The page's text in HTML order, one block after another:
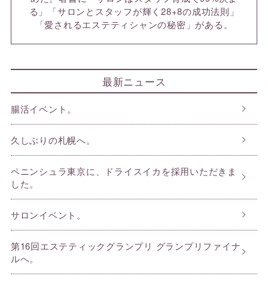
る」「サロンとスタッフが輝く28+8の成功法則」
「愛されるエステティシャンの秘密」がある。
最新ニュース
腸活イベント。
久しぶりの札幌へ。
ペニンシュラ東京に、ドライスイカを採用いただきま
した。
サロンイベント。
第16回エステティックグランプリ グランプリファイナ
ルへ。